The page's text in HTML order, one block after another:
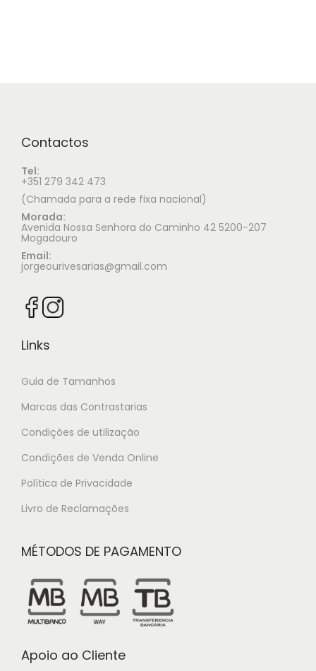
Contactos
Tel:
+351 279 342 473
(Chamada para a rede fixa nacional)
Morada:
Avenida Nossa Senhora do Caminho 42 5200-207
Mogadouro
Email:
jorgeourivesarias@gmail.com
Links
Guia de Tamanhos
Marcas das Contrastarias
Condições de utilização
Condições de Venda Online
Política de Privacidade
Livro de Reclamações
MÉTODOS DE PAGAMENTO
Apoio ao Cliente